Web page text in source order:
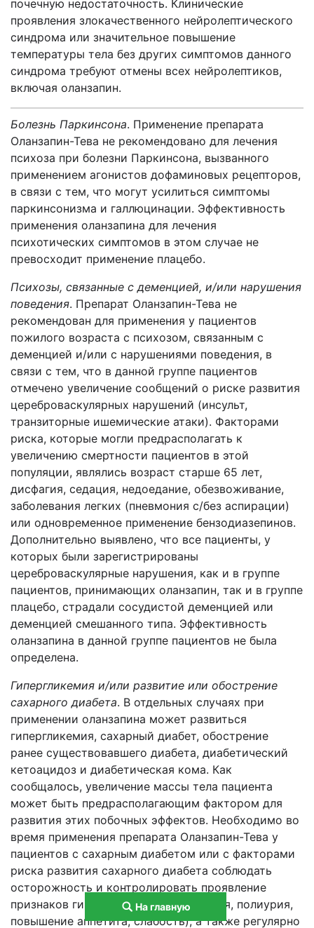
почечную недостаточность. Клинические
проявления злокачественного нейролептического
синдрома или значительное повышение
температуры тела без других симптомов данного
синдрома требуют отмены всех нейролептиков,
включая оланзапин.
Болезнь Паркинсона. Применение препарата
Оланзапин-Тева не рекомендовано для лечения
психоза при болезни Паркинсона, вызванного
применением агонистов дофаминовых рецепторов,
в связи с тем, что могут усилиться симптомы
паркинсонизма и галлюцинации. Эффективность
применения оланзапина для лечения
психотических симптомов в этом случае не
превосходит применение плацебо.
Психозы, связанные с деменцией, и/или нарушения
поведения. Препарат Оланзапин-Тева не
рекомендован для применения у пациентов
пожилого возраста с психозом, связанным с
деменцией и/или с нарушениями поведения, в
связи с тем, что в данной группе пациентов
отмечено увеличение сообщений о риске развития
цереброваскулярных нарушений (инсульт,
транзиторные ишемические атаки). Факторами
риска, которые могли предрасполагать к
увеличению смертности пациентов в этой
популяции, являлись возраст старше 65 лет,
дисфагия, седация, недоедание, обезвоживание,
заболевания легких (пневмония с/без аспирации)
или одновременное применение бензодиазепинов.
Дополнительно выявлено, что все пациенты, у
которых были зарегистрированы
цереброваскулярные нарушения, как и в группе
пациентов, принимающих оланзапин, так и в группе
плацебо, страдали сосудистой деменцией или
деменцией смешанного типа. Эффективность
оланзапина в данной группе пациентов не была
определена.
Гипергликемия и/или развитие или обострение
сахарного диабета. В отдельных случаях при
применении оланзапина может развиться
гипергликемия, сахарный диабет, обострение
ранее существовавшего диабета, диабетический
кетоацидоз и диабетическая кома. Как
сообщалось, увеличение массы тела пациента
может быть предрасполагающим фактором для
развития этих побочных эффектов. Необходимо во
время применения препарата Оланзапин-Тева у
пациентов с сахарным диабетом или с факторами
риска развития сахарного диабета соблюдать
осторожность и контролировать проявление
признаков гипергликемии (полидипсия, полиурия,
повышение аппетита, слабость), а также регулярно
На главную